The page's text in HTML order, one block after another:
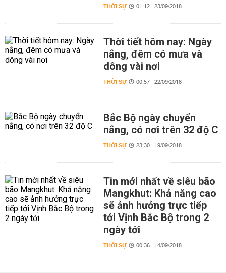
THỜI SỰ 01:12 | 23/09/2018
Thời tiết hôm nay: Ngày
nắng, đêm có mưa và
dông vài nơi
THỜI SỰ 00:57 | 22/09/2018
Bắc Bộ ngày chuyển
nắng, có nơi trên 32 độ C
THỜI SỰ 23:30 | 19/09/2018
Tin mới nhất về siêu bão
Mangkhut: Khả năng cao
sẽ ảnh hưởng trực tiếp
tới Vịnh Bắc Bộ trong 2
ngày tới
THỜI SỰ 00:36 | 14/09/2018